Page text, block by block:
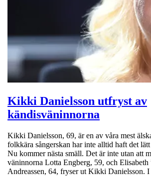
Kikki Danielsson utfryst av
kändisväninnorna
Kikki Danielsson, 69, är en av våra mest
folkkära sångerskan har inte alltid haft det
Nu kommer nästa smäll. Det är inte utan att
väninnorna Lotta Engberg, 59, och Elisabeth
Andreassen, 64, fryser ut Kikki Danielsson.